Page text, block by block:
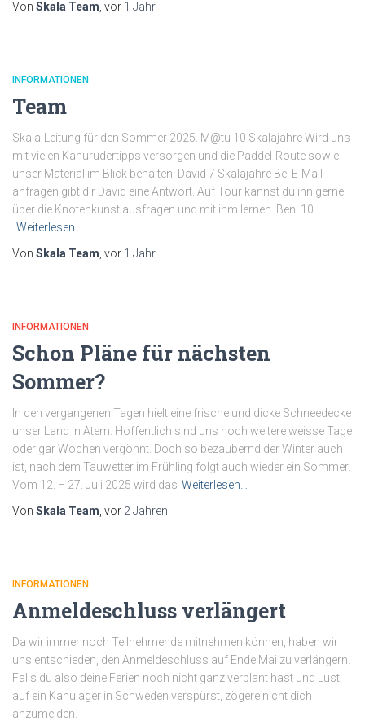
Von Skala Team , vor 1 Jahr
INFORMATIONEN
Team
Skala-Leitung für den Sommer 2025. M@tu 10 Skalajahre Wird uns
mit vielen Kanurudertipps versorgen und die Paddel-Route sowie
unser Material im Blick behalten. David 7 Skalajahre Bei E-Mail
anfragen gibt dir David eine Antwort. Auf Tour kannst du ihn gerne
über die Knotenkunst ausfragen und mit ihm lernen. Beni 10
Weiterlesen…
Von Skala Team , vor 1 Jahr
INFORMATIONEN
Schon Pläne für nächsten
Sommer?
In den vergangenen Tagen hielt eine frische und dicke Schneedecke
unser Land in Atem. Hoffentlich sind uns noch weitere weisse Tage
oder gar Wochen vergönnt. Doch so bezaubernd der Winter auch
ist, nach dem Tauwetter im Frühling folgt auch wieder ein Sommer.
Vom 12. – 27. Juli 2025 wird das Weiterlesen…
Von Skala Team , vor 2 Jahren
INFORMATIONEN
Anmeldeschluss verlängert
Da wir immer noch Teilnehmende mitnehmen können, haben wir
uns entschieden, den Anmeldeschluss auf Ende Mai zu verlängern.
Falls du also deine Ferien noch nicht ganz verplant hast und Lust
auf ein Kanulager in Schweden verspürst, zögere nicht dich
anzumelden.